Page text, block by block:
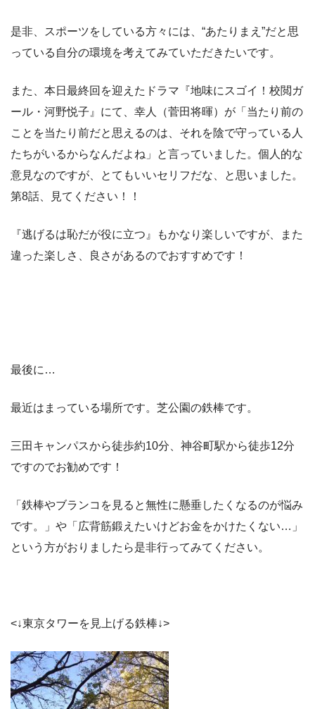
是非、スポーツをしている方々には、“あたりまえ”だと思
っている自分の環境を考えてみていただきたいです。
また、本日最終回を迎えたドラマ『地味にスゴイ！校閲ガ
ール・河野悦子』にて、幸人（菅田将暉）が「当たり前の
ことを当たり前だと思えるのは、それを陰で守っている人
たちがいるからなんだよね」と言っていました。個人的な
意見なのですが、とてもいいセリフだな、と思いました。
第8話、見てください！！
『逃げるは恥だが役に立つ』もかなり楽しいですが、また
違った楽しさ、良さがあるのでおすすめです！
最後に…
最近はまっている場所です。芝公園の鉄棒です。
三田キャンパスから徒歩約10分、神谷町駅から徒歩12分
ですのでお勧めです！
「鉄棒やブランコを見ると無性に懸垂したくなるのが悩み
です。」や「広背筋鍛えたいけどお金をかけたくない…」
という方がおりましたら是非行ってみてください。
<↓東京タワーを見上げる鉄棒↓>